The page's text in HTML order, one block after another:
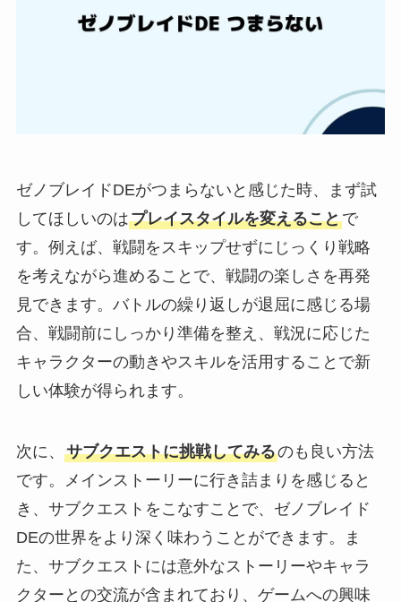
ゼノブレイドDEがつまらないと感じた時、まず試
してほしいのはプレイスタイルを変えることで
す。例えば、戦闘をスキップせずにじっくり戦略
を考えながら進めることで、戦闘の楽しさを再発
見できます。バトルの繰り返しが退屈に感じる場
合、戦闘前にしっかり準備を整え、戦況に応じた
キャラクターの動きやスキルを活用することで新
しい体験が得られます。
次に、 サブクエストに挑戦してみるのも良い方法
です。メインストーリーに行き詰まりを感じると
き、サブクエストをこなすことで、ゼノブレイド
DEの世界をより深く味わうことができます。ま
た、サブクエストには意外なストーリーやキャラ
クターとの交流が含まれており、ゲームへの興味